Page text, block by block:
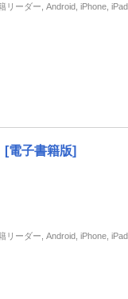
ーダー, Android, iPhone, iPad,
[電子書籍版]
ーダー, Android, iPhone, iPad,